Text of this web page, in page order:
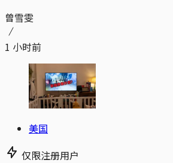
曾雪雯
1 小时前
美国
仅限注册用户